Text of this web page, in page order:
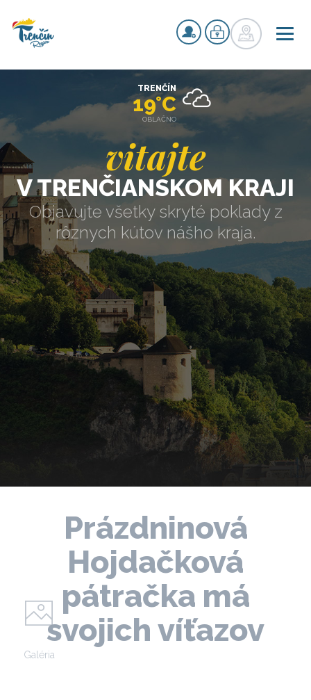
vitajte
V TRENČIANSKOM KRAJI
Objavujte všetky skryté poklady z
rôznych kútov nášho kraja.
TRENČÍN
19°C
OBLAČNO
Prázdninová
Hojdačková
pátračka má
svojich víťazov
Galéria